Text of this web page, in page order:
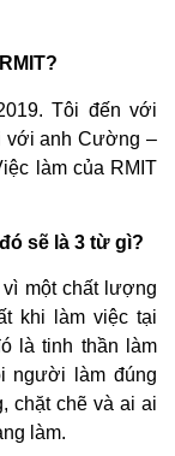
Tôi đến với
với anh Cường –
làm của RMIT
sẽ là 3 từ gì?
một chất lượng
khi làm việc tại
là tinh thần làm
người làm đúng
chặt chẽ và ai ai
làm.